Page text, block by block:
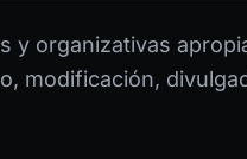
y organizativas
modificación,